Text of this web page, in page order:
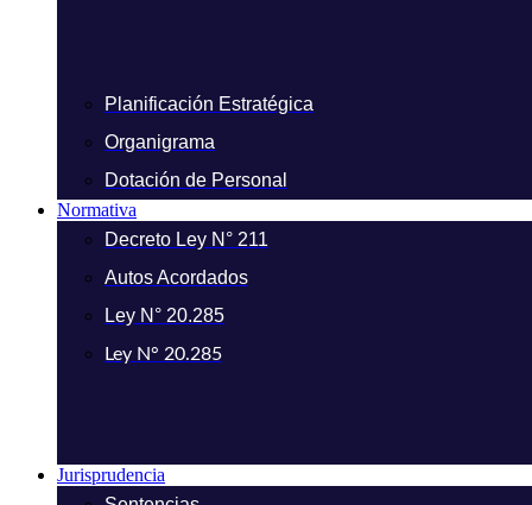
Planificación Estratégica
Organigrama
Dotación de Personal
Normativa
Decreto Ley N° 211
Autos Acordados
Ley N° 20.285
Ley N° 20.285
Jurisprudencia